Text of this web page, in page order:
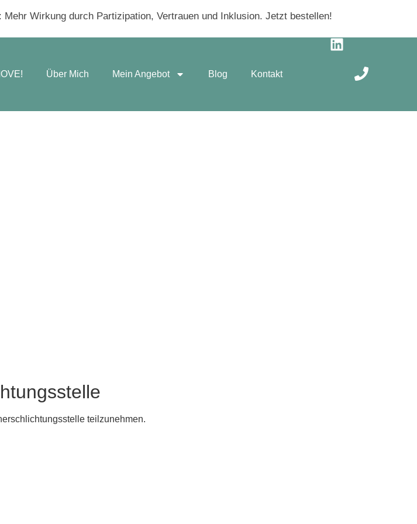
Wirkung durch Partizipation, Vertrauen und Inklusion. Jetzt bestellen!
Über Mich Mein Angebot Blog Kontakt
teilzunehmen.